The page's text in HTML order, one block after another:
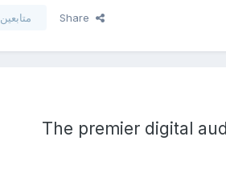
Share متابعين
The premier digital